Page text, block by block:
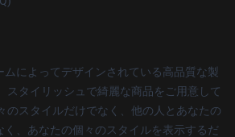
によってデザインされている高品質な製
スタイリッシュで綺麗な商品をご用意して
のスタイルだけでなく、他の人とあなたの
、あなたの個々のスタイルを表示するだ